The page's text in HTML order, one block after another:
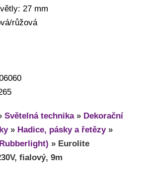
27 mm
růžová
Světelná technika» Dekorační
» Hadice, pásky a řetězy»
» Eurolite
fialový, 9m